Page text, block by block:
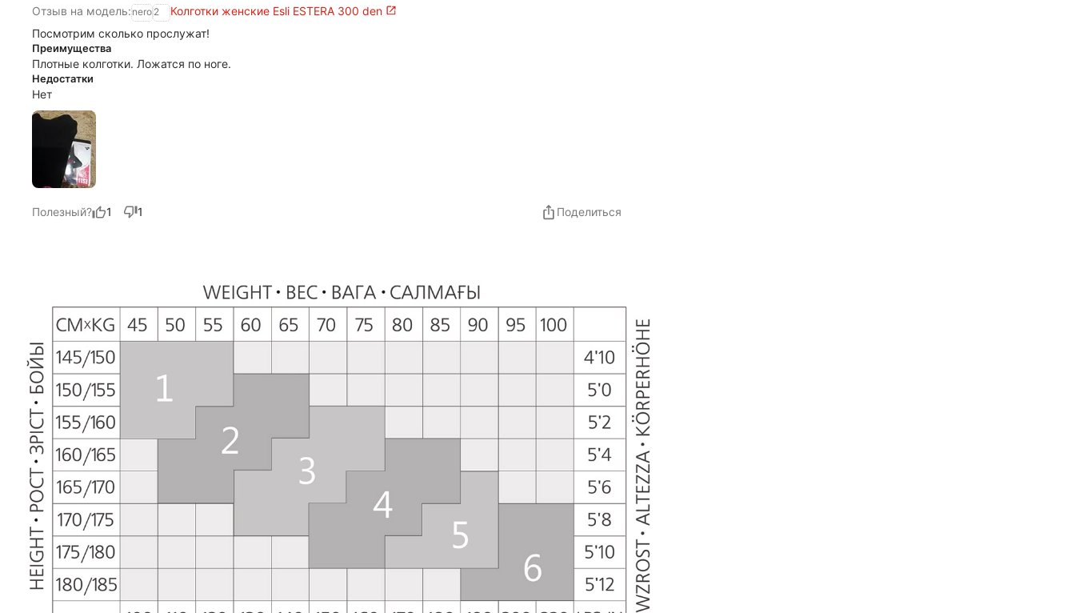
Отзыв на модель: nero 2
Колготки женские Esli ESTERA 300 den
Посмотрим сколько прослужат!
Преимущества
Плотные колготки. Ложатся по ноге.
Недостатки
Нет
Полезный? 1 1 Поделиться